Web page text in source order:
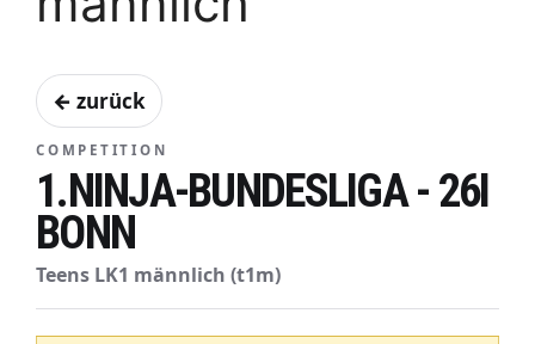
← zurück
COMPETITION
1.NINJA-BUNDESLIGA - 26I
BONN
Teens LK1 männlich (t1m)